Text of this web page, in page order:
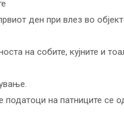
ден при влез во
на собите, кујните и
на патниците се